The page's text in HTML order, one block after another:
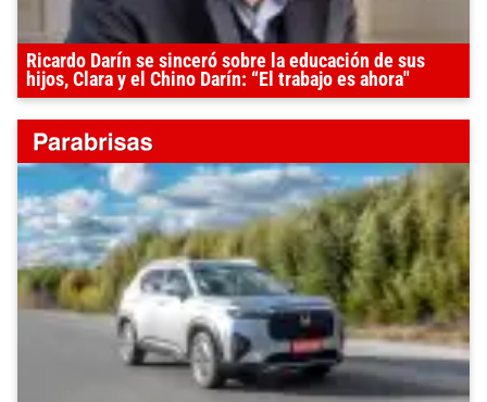
Ricardo Darín se sinceró sobre la educación de sus
hijos, Clara y el Chino Darín: “El trabajo es ahora"